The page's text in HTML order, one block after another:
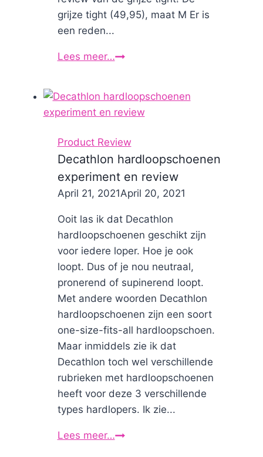
grijze tight (49,95), maat M Er is
een reden...
Lees meer…Product
grijze
tight
Product Review
Decathlon hardloopschoenen
experiment en review
ByNicole
April 21, 2021April 20, 2021
Ooit las ik dat Decathlon
hardloopschoenen geschikt zijn
voor iedere loper. Hoe je ook
loopt. Dus of je nou neutraal,
pronerend of supinerend loopt.
Met andere woorden Decathlon
hardloopschoenen zijn een soort
one-size-fits-all hardloopschoen.
Maar inmiddels zie ik dat
Decathlon toch wel verschillende
rubrieken met hardloopschoenen
heeft voor deze 3 verschillende
types hardlopers. Ik zie...
Lees meer…Decathlon